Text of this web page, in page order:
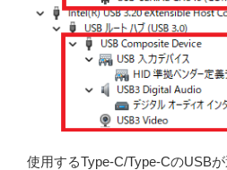
使用するType-C/Type-CのUSB